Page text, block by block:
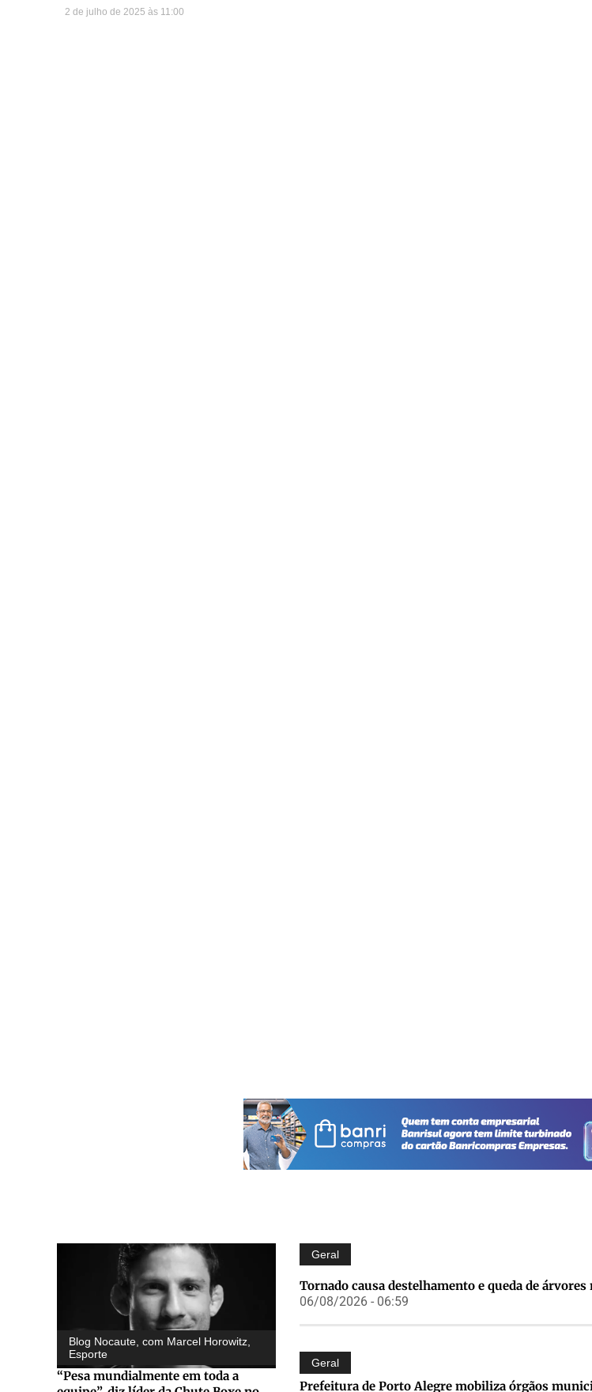
2 de julho de 2025 11:00
Blog Nocaute, com Marcel Horowitz
Esporte
“Pesa mundialmente em toda a
Geral
Tornado causa destelhamento e queda de árvores
06/08/2026 - 06:59
Geral
Prefeitura de Porto Alegre mobiliza órgãos